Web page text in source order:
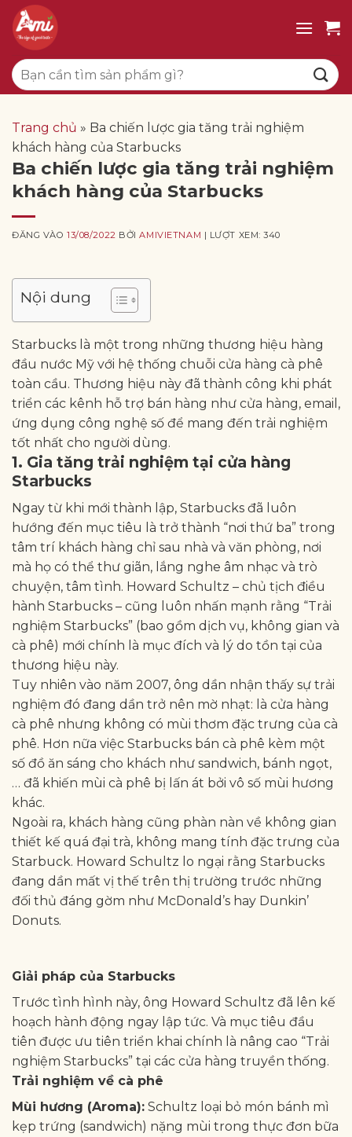
qua
dung
Tìm
kiếm:
Trang chủ » Ba chiến lược gia tăng trải nghiệm
khách hàng của Starbucks
Ba chiến lược gia tăng trải nghiệm
khách hàng của Starbucks
ĐĂNG VÀO13/08/2022 BỞIAMIVIETNAM | LƯỢT XEM: 340
Nội dung
Starbucks là một trong những thương hiệu hàng
đầu nước Mỹ với hệ thống chuỗi cửa hàng cà phê
toàn cầu. Thương hiệu này đã thành công khi phát
triển các kênh hỗ trợ bán hàng như cửa hàng, email,
ứng dụng công nghệ số để mang đến trải nghiệm
tốt nhất cho người dùng.
1. Gia tăng trải nghiệm tại cửa hàng
Starbucks
Ngay từ khi mới thành lập, Starbucks đã luôn
hướng đến mục tiêu là trở thành “nơi thứ ba” trong
tâm trí khách hàng chỉ sau nhà và văn phòng, nơi
mà họ có thể thư giãn, lắng nghe âm nhạc và trò
chuyện, tâm tình. Howard Schultz – chủ tịch điều
hành Starbucks – cũng luôn nhấn mạnh rằng “Trải
nghiệm Starbucks” (bao gồm dịch vụ, không gian và
cà phê) mới chính là mục đích và lý do tồn tại của
thương hiệu này.
Tuy nhiên vào năm 2007, ông dần nhận thấy sự trải
nghiệm đó đang dần trở nên mờ nhạt: là cửa hàng
cà phê nhưng không có mùi thơm đặc trưng của cà
phê. Hơn nữa việc Starbucks bán cà phê kèm một
số đồ ăn sáng cho khách như sandwich, bánh ngọt,
… đã khiến mùi cà phê bị lấn át bởi vô số mùi hương
khác.
Ngoài ra, khách hàng cũng phàn nàn về không gian
thiết kế quá đại trà, không mang tính đặc trưng của
Starbuck. Howard Schultz lo ngại rằng Starbucks
đang dần mất vị thế trên thị trường trước những
đối thủ đáng gờm như McDonald’s hay Dunkin’
Donuts.
Giải pháp của Starbucks
Trước tình hình này, ông Howard Schultz đã lên kế
hoạch hành động ngay lập tức. Và mục tiêu đầu
tiên được ưu tiên triển khai chính là nâng cao “Trải
nghiệm Starbucks” tại các cửa hàng truyền thống.
Trải nghiệm về cà phê
Mùi hương (Aroma): Schultz loại bỏ món bánh mì
kẹp trứng (sandwich) nặng mùi trong thực đơn bữa